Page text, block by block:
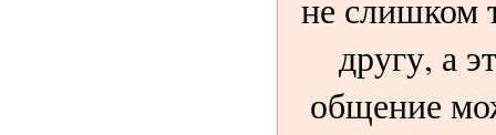
другу, а
общение